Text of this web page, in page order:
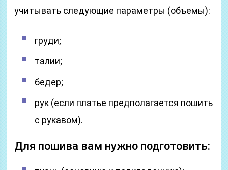
учитывать следующие параметры (объемы):
груди;
талии;
бедер;
рук (если платье предполагается пошить
с рукавом).
Для пошива вам нужно подготовить: